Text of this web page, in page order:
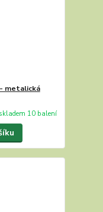
metalická
skladem 10 balení